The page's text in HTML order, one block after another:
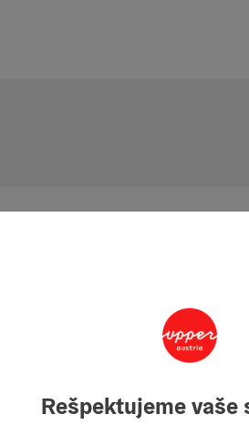
traditional home-style cooking,
dishes from the vegetarian cuisine.
batteries and rest in beautiful,
and customs of our Almtal region.
such as the Trambachwirt
Rešpektujeme vaše